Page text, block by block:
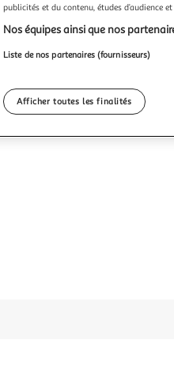
publicités et du contenu, études d’audience
Nos équipes ainsi que nos
Liste de nos partenaires (fournisseurs)
Afficher toutes les finalités